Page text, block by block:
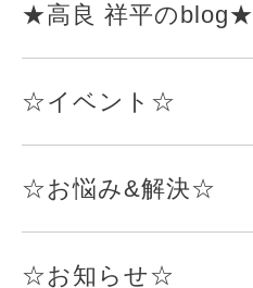
★高良 祥平のblog★
☆イベント☆
☆お悩み&解決☆
☆お知らせ☆